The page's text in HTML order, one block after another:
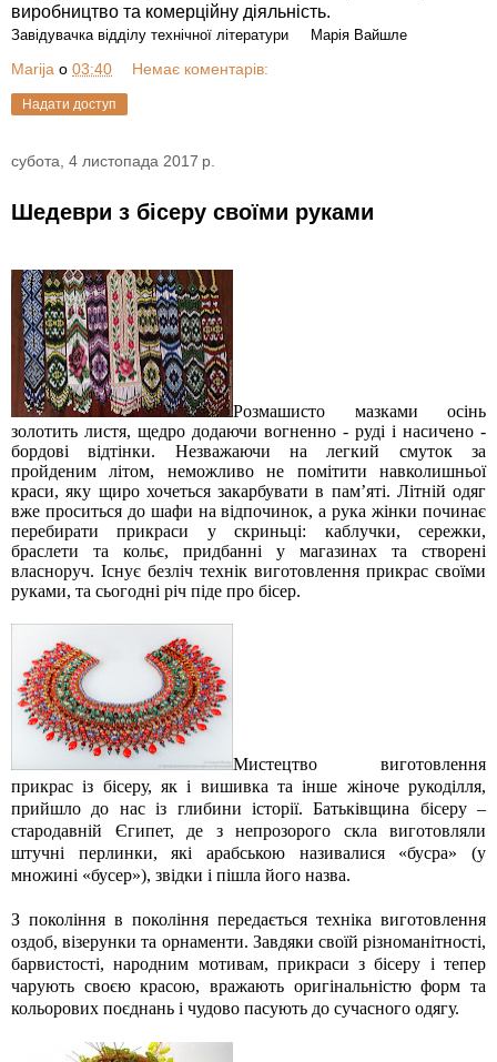
виробництво та комерційну діяльність.
Завідувачка відділу технічної літератури Марія Вайшле
Marija о 03:40 Немає коментарів:
Надати доступ
субота, 4 листопада 2017 р.
Шедеври з бісеру своїми руками
Розмашисто мазками осінь
золотить листя, щедро додаючи вогненно - руді і насичено -
бордові відтінки. Незважаючи на легкий смуток за
пройденим літом, неможливо не помітити навколишньої
краси, яку щиро хочеться закарбувати в пам’яті. Літній одяг
вже проситься до шафи на відпочинок, а рука жінки починає
перебирати прикраси у скриньці: каблучки, сережки,
браслети та кольє, придбанні у магазинах та створені
власноруч. Існує безліч технік виготовлення прикрас своїми
руками, та сьогодні річ піде про бісер.
Мистецтво виготовлення
прикрас із бісеру, як і вишивка та інше жіноче рукоділля,
прийшло до нас із глибини історії. Батьківщина бісеру –
стародавній Єгипет, де з непрозорого скла виготовляли
штучні перлинки, які арабською називалися «бусра» (у
множині «бусер»), звідки і пішла його назва.
З покоління в покоління передається техніка виготовлення
оздоб, візерунки та орнаменти. Завдяки своїй різноманітності,
барвистості, народним мотивам, прикраси з бісеру і тепер
чарують своєю красою, вражають оригінальністю форм та
кольорових поєднань і чудово пасують до сучасного одягу.